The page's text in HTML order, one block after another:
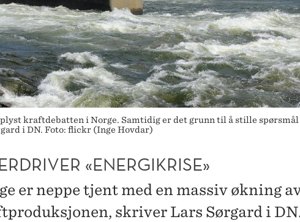
kraftdebatten i Norge. Samtidig er det grunn til å stille
i DN. Foto: flickr (Inge Hovdar)
«ENERGIKRISE»
er neppe tjent med en massiv økning
skriver Lars Sørgard i